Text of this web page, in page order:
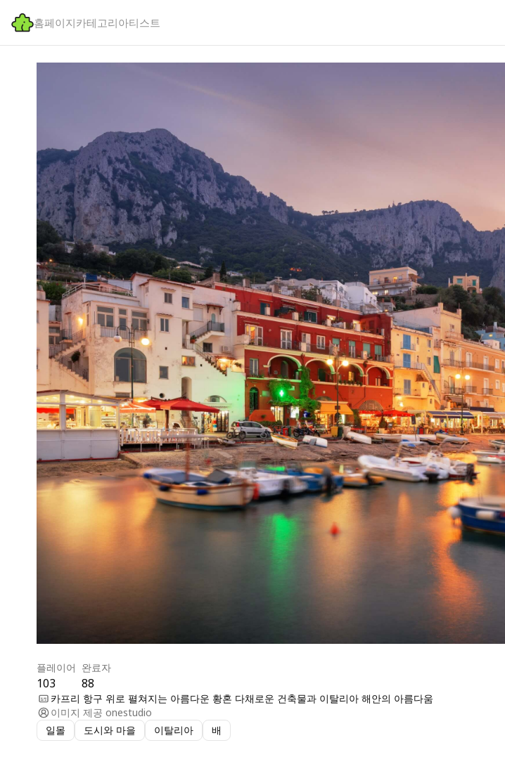
홈페이지카테고리아티스트
플레이어
103
완료자
88
카프리 항구 위로 펼쳐지는 아름다운 황혼 다채로운 건축물과 이탈리아 해안의 아름다움
이미지 제공 onestudio
일몰
도시와 마을 이탈리아 배